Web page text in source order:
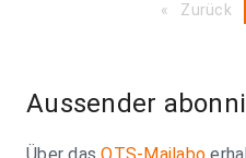
Zurück
Aussender